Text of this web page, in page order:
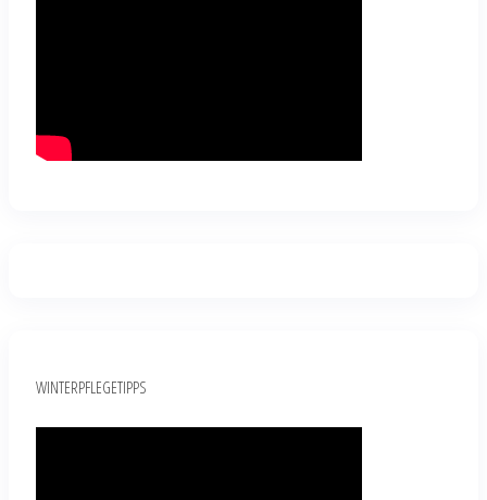
WINTERPFLEGETIPPS